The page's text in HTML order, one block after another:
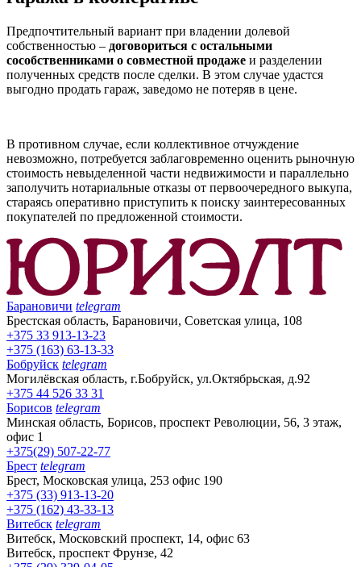
Предпочтительный вариант при владении долевой
собственностью – договориться с остальными
сособственниками о совместной продаже и разделении
полученных средств после сделки. В этом случае удастся
выгодно продать гараж, заведомо не потеряв в цене.
В противном случае, если коллективное отчуждение
невозможно, потребуется заблаговременно оценить рыночную
стоимость невыделенной части недвижимости и параллельно
заполучить нотариальные отказы от первоочередного выкупа,
стараясь оперативно приступить к поиску заинтересованных
покупателей по предложенной стоимости.
Барановичи telegram
Брестская область, Барановичи, Советская улица, 108
+375 33 913-13-23
+375 (163) 63-13-33
Бобруйск telegram
Могилёвская область, г.Бобруйск, ул.Октябрьская, д.92
+375 44 526 33 31
Борисов telegram
Минская область, Борисов, проспект Революции, 56, 3 этаж,
офис 1
+375(29) 507-22-77
Брест telegram
Брест, Московская улица, 253 офис 190
+375 (33) 913-13-20
+375 (162) 43-33-13
Витебск telegram
Витебск, Московский проспект, 14, офис 63
Витебск, проспект Фрунзе, 42